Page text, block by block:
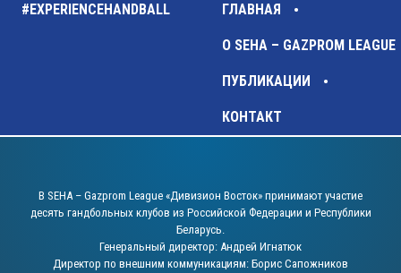
#EXPERIENCEHANDBALL ГЛАВНАЯ
О SEHA – GAZPROM LEAGUE
ПУБЛИКАЦИИ
КОНТАКТ
В SEHA – Gazprom League «Дивизион Восток» принимают участие
десять гандбольных клубов из Российской Федерации и Республики
Беларусь.
Генеральный директор: Андрей Игнатюк
Директор по внешним коммуникациям: Борис Сапожников